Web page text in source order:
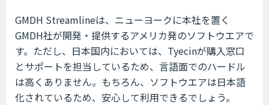
GMDH Streamlineは、ニューヨークに本社を置く
GMDH社が開発・提供するアメリカ発のソフトウエアで
す。ただし、日本国内においては、Tyecinが購入窓口
とサポートを担当しているため、言語面でのハードル
は高くありません。もちろん、ソフトウエアは日本語
化されているため、安心して利用できるでしょう。